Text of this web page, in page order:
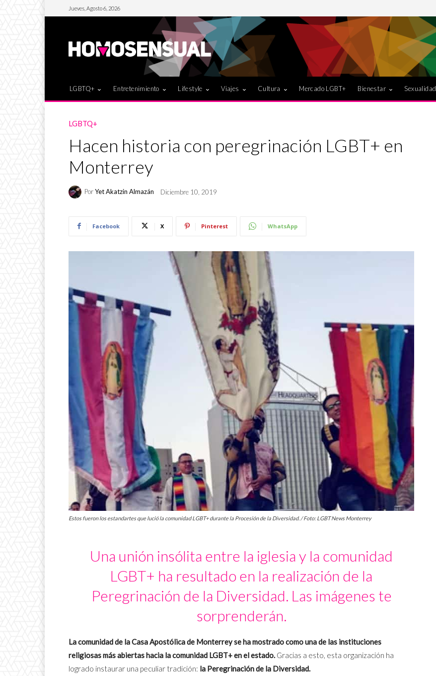
Jueves, Agosto 6, 2026
LGBTQ+ Entretenimiento Lifestyle Viajes Cultura Mercado LGBT+ Bienestar Sexualidad
LGBTQ+
Hacen historia con peregrinación LGBT+ en
Monterrey
PorYet Akatzin Almazán Diciembre 10, 2019
Facebook X Pinterest WhatsApp
Estos fueron los estandartes que lució la comunidad LGBT+ durante la Procesión de la Diversidad. / Foto: LGBT News Monterrey
Una unión insólita entre la iglesia y la comunidad
LGBT+ ha resultado en la realización de la
Peregrinación de la Diversidad. Las imágenes te
sorprenderán.
La comunidad de la Casa Apostólica de Monterrey se ha mostrado como una de las instituciones
religiosas más abiertas hacia la comunidad LGBT+ en el estado. Gracias a esto, esta organización ha
logrado instaurar una peculiar tradición: la Peregrinación de la Diversidad.